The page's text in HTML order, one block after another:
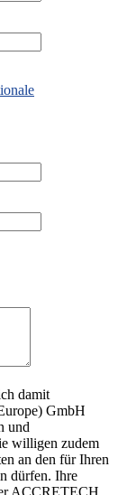
damit
GmbH
und
willigen zudem
an den für Ihren
dürfen. Ihre
ACCRETECH